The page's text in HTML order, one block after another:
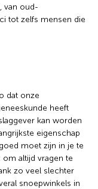
van oud-
tot zelfs mensen die
dat onze
heeft
kan worden
eigenschap
moet zijn in je te
altijd vragen te
zo veel slechter
snoepwinkels in